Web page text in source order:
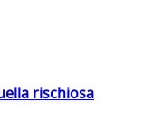
rischiosa